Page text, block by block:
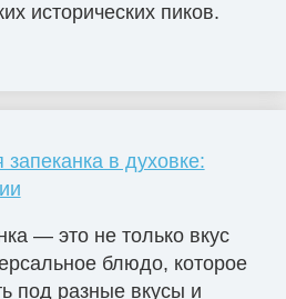
исторических пиков.
в духовке:
— это не только вкус
блюдо, которое
под разные вкусы и